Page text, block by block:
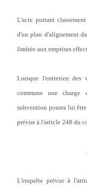
L'acte portant
d'un plan d'alignement
limitée aux emprises
Lorsque l'entretien des
commune une charge
subvention pourra lui
prévue à l'article 248 du
L'enquête prévue à